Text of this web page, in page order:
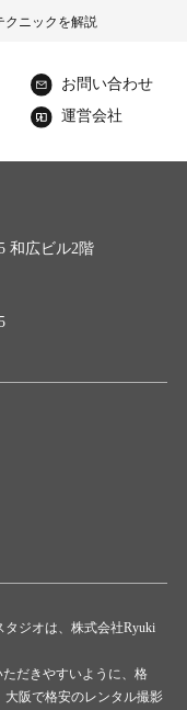
クニックを解説
お問い合わせ
運営会社
和広ビル2階
ジオは、株式会社Ryuki
だきやすいように、格
阪で格安のレンタル撮影